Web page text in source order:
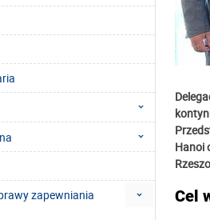
Hanoi
Cel
zapewniania